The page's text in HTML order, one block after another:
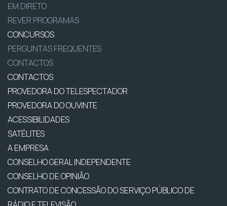
EM DIRETO
REVER PROGRAMAS
CONCURSOS
PERGUNTAS FREQUENTES
CONTACTOS
CONTACTOS
PROVEDORA DO TELESPECTADOR
PROVEDORA DO OUVINTE
ACESSIBILIDADES
SATÉLITES
A EMPRESA
CONSELHO GERAL INDEPENDENTE
CONSELHO DE OPINIÃO
CONTRATO DE CONCESSÃO DO SERVIÇO PÚBLICO DE